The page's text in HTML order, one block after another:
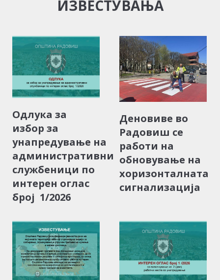
ИЗВЕСТУВАЊА
Одлука за
избор за
унапредување на
административни
службеници по
интерен оглас
број 1/2026
Деновиве во
Радовиш се
работи на
обновување на
хоризонталната
сигнализација